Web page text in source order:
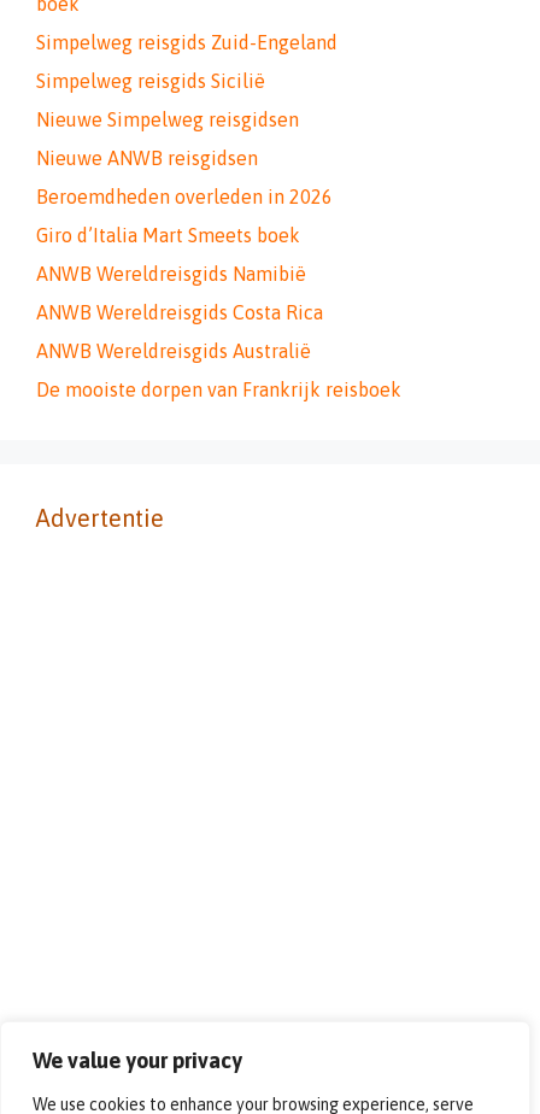
We value your privacy
We use cookies to enhance your browsing experience, serve
Simpelweg reisgids Zuid-Engeland
Simpelweg reisgids Sicilië
Nieuwe Simpelweg reisgidsen
Nieuwe ANWB reisgidsen
Beroemdheden overleden in 2026
Giro d’Italia Mart Smeets boek
ANWB Wereldreisgids Namibië
ANWB Wereldreisgids Costa Rica
ANWB Wereldreisgids Australië
De mooiste dorpen van Frankrijk reisboek
Advertentie